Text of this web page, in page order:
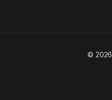
© 2026